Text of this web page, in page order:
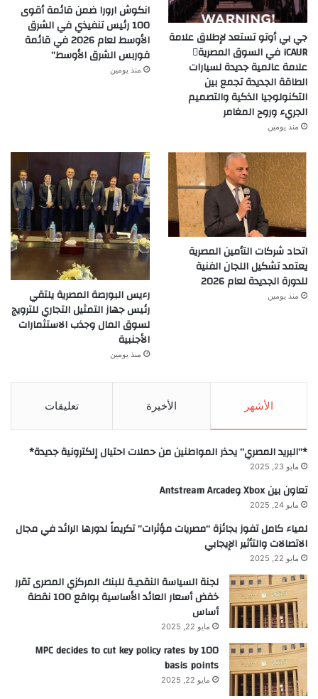
جي بي أوتو تستعد لإطلاق علامة
iCAUR في السوق المصرية
علامة عالمية جديدة لسيارات
الطاقة الجديدة تجمع بين
التكنولوجيا الذكية والتصميم
الجريء وروح المغامر
منذ يومين
انكوش ارورا ضمن قائمة أقوى
100 رئيس تنفيذي في الشرق
الأوسط لعام 2026 في قائمة
فوربس الشرق الأوسط”
منذ يومين
اتحاد شركات التأمين المصرية
يعتمد تشكيل اللجان الفنية
للدورة الجديدة لعام 2026
منذ يومين
رءيس البورصة المصرية يلتقي
رئيس جهاز التمثيل التجاري للترويج
لسوق المال وجذب الاستثمارات
الأجنبية
منذ يومين
الأشهر الأخيرة تعليقات
*”البريد المصري” يحذر المواطنين من حملات احتيال إلكترونية جديدة*
مايو 23, 2025
تعاون بين Xbox وAntstream Arcade
مايو 24, 2025
لمياء كامل تفوز بجائزة “مصريات مؤثرات” تكريماً لدورها الرائد في مجال
الاتصالات والتأثير الإيجابي
مايو 22, 2025
لجنة السياسة النقديـة للبنك المركزي المصرى تقرر
خفض أسعار العائد الأساسية بواقع 100 نقطة
أساس
مايو 22, 2025
MPC decides to cut key policy rates by 100
basis points
مايو 22, 2025